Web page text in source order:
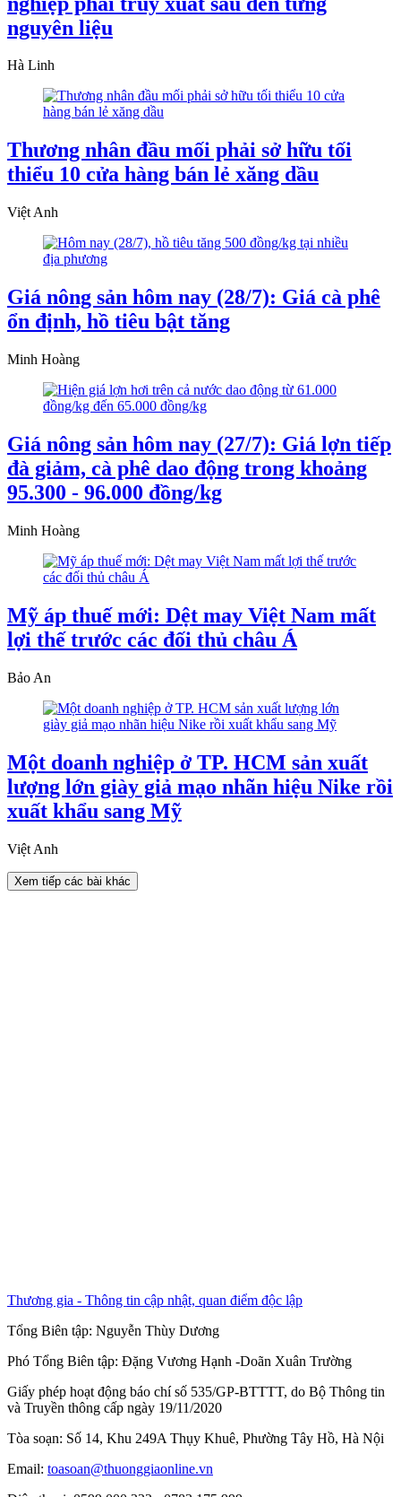
nguyên liệu
Hà Linh
Thương nhân đầu mối phải sở hữu tối
thiểu 10 cửa hàng bán lẻ xăng dầu
Việt Anh
Giá nông sản hôm nay (28/7): Giá cà phê
ổn định, hồ tiêu bật tăng
Minh Hoàng
Giá nông sản hôm nay (27/7): Giá lợn tiếp
đà giảm, cà phê dao động trong khoảng
95.300 - 96.000 đồng/kg
Minh Hoàng
Mỹ áp thuế mới: Dệt may Việt Nam mất
lợi thế trước các đối thủ châu Á
Bảo An
Một doanh nghiệp ở TP. HCM sản xuất
lượng lớn giày giả mạo nhãn hiệu Nike rồi
xuất khẩu sang Mỹ
Việt Anh
Xem tiếp các bài khác
Thương gia - Thông tin cập nhật, quan điểm độc lập
Tổng Biên tập: Nguyễn Thùy Dương
Phó Tổng Biên tập: Đặng Vương Hạnh -Doãn Xuân Trường
Giấy phép hoạt động báo chí số 535/GP-BTTTT, do Bộ Thông tin
và Truyền thông cấp ngày 19/11/2020
Tòa soạn: Số 14, Khu 249A Thụy Khuê, Phường Tây Hồ, Hà Nội
Email: toasoan@thuonggiaonline.vn